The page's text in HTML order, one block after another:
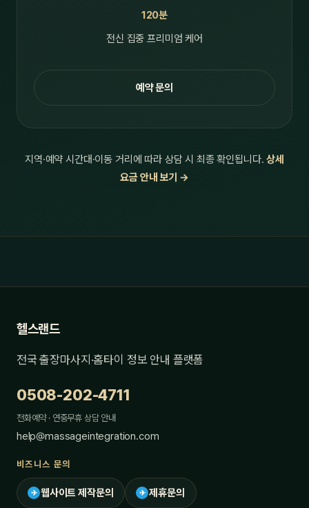
120분
전신 집중 프리미엄 케어
예약 문의
지역·예약 시간대·이동 거리에 따라 상담 시 최종 확인됩니다.상세
요금 안내 보기 →
헬스랜드
전국 출장마사지·홈타이 정보 안내 플랫폼
0508-202-4711
전화예약 · 연중무휴 상담 안내
help@massageintegration.com
비즈니스 문의
✈ 웹사이트 제작문의 ✈ 제휴문의